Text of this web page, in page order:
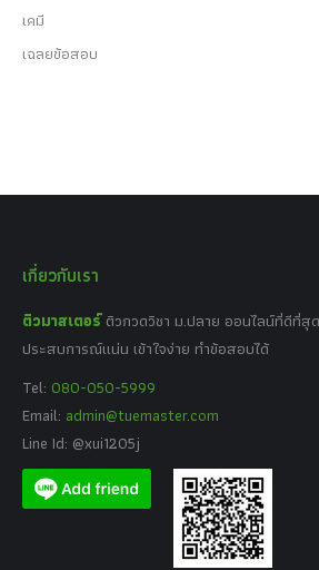
เคมี
เฉลยข้อสอบ
เกี่ยวกับเรา
ติวมาสเตอร์ ติวกวดวิชา ม.ปลาย ออนไลน์ที่ดีที่สุ
ประสบการณ์แน่น เข้าใจง่าย ทำข้อสอบได้
Tel: 080-050-5999
Email: admin@tuemaster.com
Line Id: @xui1205j